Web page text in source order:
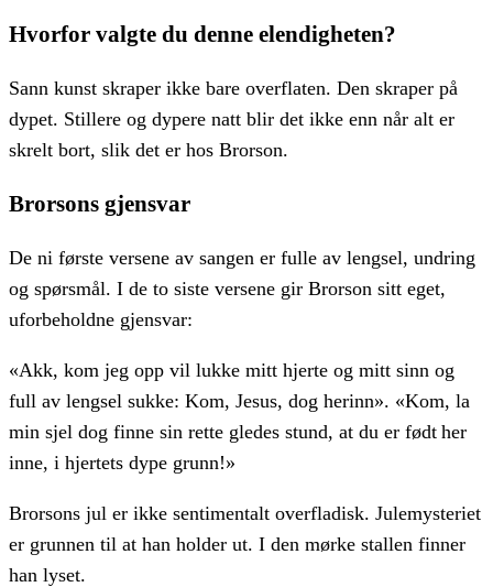
Hvorfor valgte du denne elendigheten?
Sann kunst skraper ikke bare overflaten. Den skraper på
dypet. Stillere og dypere natt blir det ikke enn når alt er
skrelt bort, slik det er hos Brorson.
Brorsons gjensvar
De ni første versene av sangen er fulle av lengsel, undring
og spørsmål. I de to siste versene gir Brorson sitt eget,
uforbeholdne gjensvar:
«Akk, kom jeg opp vil lukke mitt hjerte og mitt sinn og
full av lengsel sukke: Kom, Jesus, dog herinn». «Kom, la
min sjel dog finne sin rette gledes stund, at du er født her
inne, i hjertets dype grunn!»
Brorsons jul er ikke sentimentalt overfladisk. Julemysteriet
er grunnen til at han holder ut. I den mørke stallen finner
han lyset.